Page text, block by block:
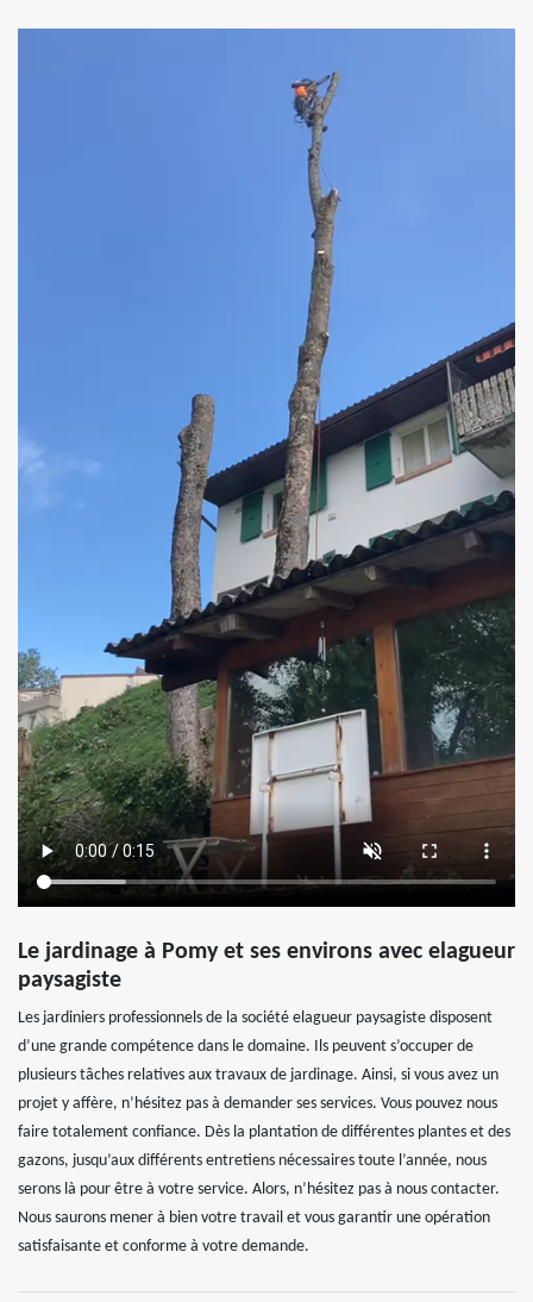
Le jardinage à Pomy et ses environs avec elagueur
paysagiste
Les jardiniers professionnels de la société elagueur paysagiste disposent
d’une grande compétence dans le domaine. Ils peuvent s’occuper de
plusieurs tâches relatives aux travaux de jardinage. Ainsi, si vous avez un
projet y affère, n’hésitez pas à demander ses services. Vous pouvez nous
faire totalement confiance. Dès la plantation de différentes plantes et des
gazons, jusqu’aux différents entretiens nécessaires toute l’année, nous
serons là pour être à votre service. Alors, n’hésitez pas à nous contacter.
Nous saurons mener à bien votre travail et vous garantir une opération
satisfaisante et conforme à votre demande.